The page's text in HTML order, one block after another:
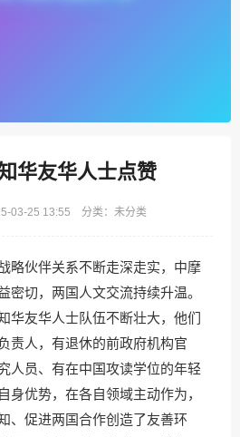
华友华人士点赞
03-25 13:55 分类：未分类
略伙伴关系不断走深走实，中摩
密切，两国人文交流持续升温。
华友华人士队伍不断壮大，他们
责人，有退休的前政府机构官
人员、有在中国攻读学位的年轻
身优势，在各自领域主动作为，
、促进两国合作创造了友善环